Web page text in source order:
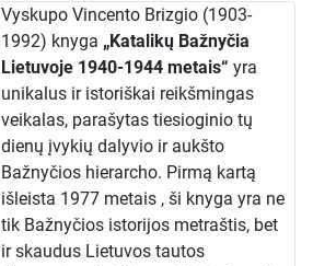
Vyskupo Vincento Brizgio (1903-
1992) knyga „Katalikų Bažnyčia
Lietuvoje 1940-1944 metais“ yra
unikalus ir istoriškai reikšmingas
veikalas, parašytas tiesioginio tų
dienų įvykių dalyvio ir aukšto
Bažnyčios hierarcho. Pirmą kartą
išleista 1977 metais , ši knyga yra ne
tik Bažnyčios istorijos metraštis, bet
ir skaudus Lietuvos tautos